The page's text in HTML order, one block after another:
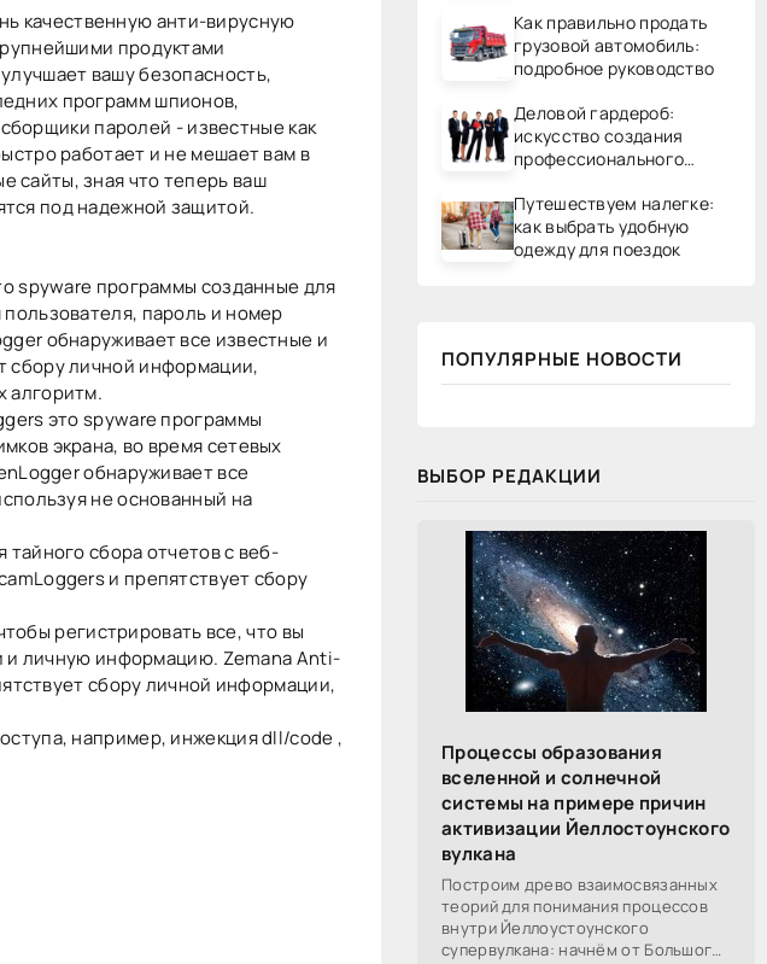
качественную анти-вирусную
продуктами
вашу безопасность,
программ шпионов,
паролей - известные как
работает и не мешает вам в
сайты, зная что теперь ваш
под надежной защитой.
spyware программы созданные для
пароль и номер
обнаруживает все известные и
сбору личной информации,
алгоритм.
это spyware программы
экрана, во время сетевых
обнаруживает все
не основанный на
сбора отчетов с веб-
и препятствует сбору
регистрировать все, что вы
и личную информацию. Zemana Anti-
сбору личной информации,
например, инжекция dll/code ,
Как правильно продать
грузовой автомобиль:
подробное руководство
Деловой гардероб:
искусство создания
профессионального
Путешествуем налегке:
как выбрать удобную
одежду для поездок
ПОПУЛЯРНЫЕ НОВОСТИ
ВЫБОР РЕДАКЦИИ
Процессы образования
вселенной и солнечной
системы на примере причин
активизации Йеллостоунского
вулкана
Построим древо взаимосвязанных
теорий для понимания процессов
внутри Йеллоустоунского
супервулкана: начнём от Большого